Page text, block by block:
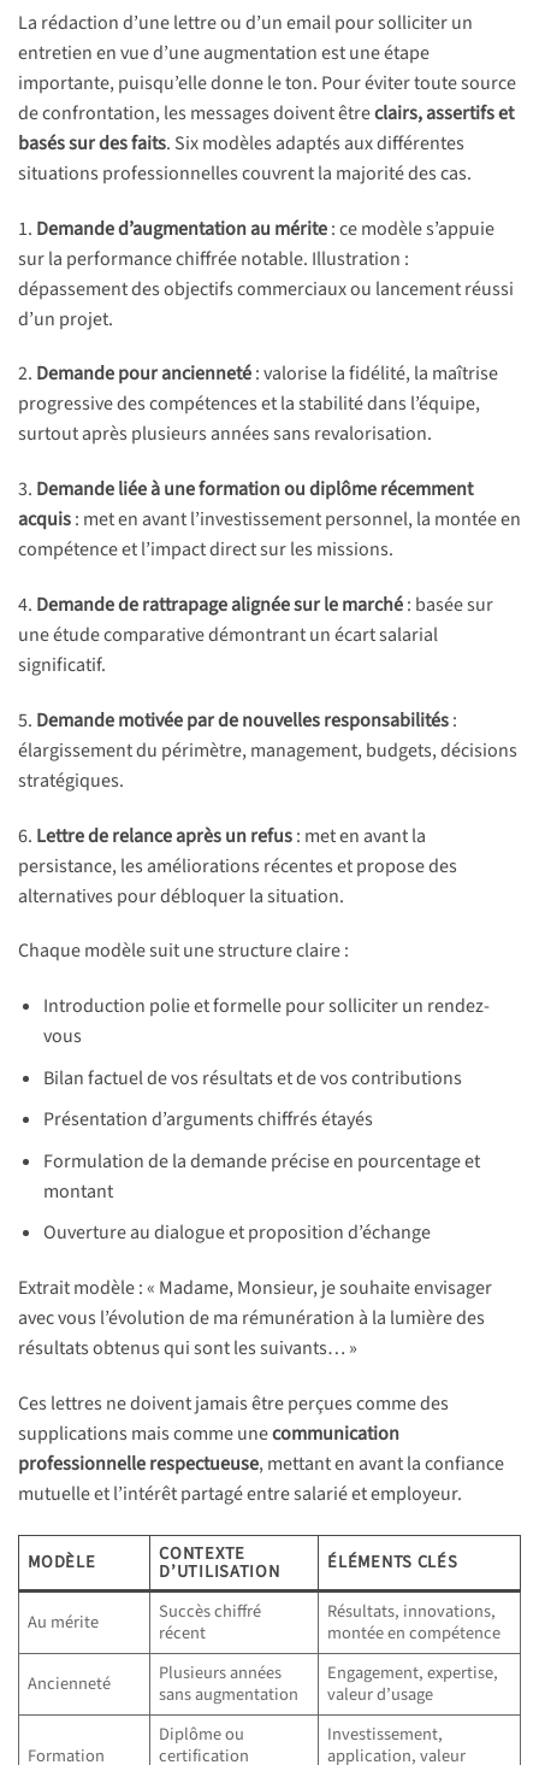
La rédaction d’une lettre ou d’un email pour solliciter un
entretien en vue d’une augmentation est une étape
importante, puisqu’elle donne le ton. Pour éviter toute source
de confrontation, les messages doivent êtreclairs, assertifs et
basés sur des faits. Six modèles adaptés aux différentes
situations professionnelles couvrent la majorité des cas.
1. Demande d’augmentation au mérite: ce modèle s’appuie
sur la performance chiffrée notable. Illustration :
dépassement des objectifs commerciaux ou lancement réussi
d’un projet.
2. Demande pour ancienneté: valorise la fidélité, la maîtrise
progressive des compétences et la stabilité dans l’équipe,
surtout après plusieurs années sans revalorisation.
3. Demande liée à une formation ou diplôme récemment
acquis: met en avant l’investissement personnel, la montée en
compétence et l’impact direct sur les missions.
4. Demande de rattrapage alignée sur le marché: basée sur
une étude comparative démontrant un écart salarial
significatif.
5. Demande motivée par de nouvelles responsabilités:
élargissement du périmètre, management, budgets, décisions
stratégiques.
6. Lettre de relance après un refus: met en avant la
persistance, les améliorations récentes et propose des
alternatives pour débloquer la situation.
Chaque modèle suit une structure claire :
Introduction polie et formelle pour solliciter un rendez-
vous
Bilan factuel de vos résultats et de vos contributions
Présentation d’arguments chiffrés étayés
Formulation de la demande précise en pourcentage et
montant
Ouverture au dialogue et proposition d’échange
Extrait modèle : « Madame, Monsieur, je souhaite envisager
avec vous l’évolution de ma rémunération à la lumière des
résultats obtenus qui sont les suivants… »
Ces lettres ne doivent jamais être perçues comme des
supplications mais comme unecommunication
professionnelle respectueuse, mettant en avant la confiance
mutuelle et l’intérêt partagé entre salarié et employeur.
MODÈLE CONTEXTE
D’UTILISATION ÉLÉMENTS CLÉS
Au mérite
Succès chiffré
récent
Résultats, innovations,
montée en compétence
Ancienneté
Plusieurs années
sans augmentation
Engagement, expertise,
valeur d’usage
Formation
Diplôme ou
certification
Investissement,
application, valeur